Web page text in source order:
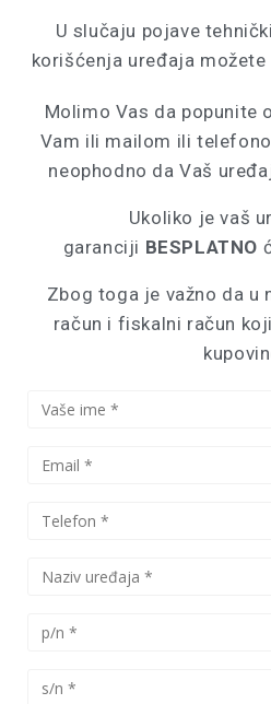
U slučaju pojave
korišćenja uređaja
Molimo Vas da popunite
Vam ili mailom ili
neophodno da Vaš
Ukoliko je vaš
garanciji BESPLATNO
Zbog toga je važno da u
račun i fiskalni račun